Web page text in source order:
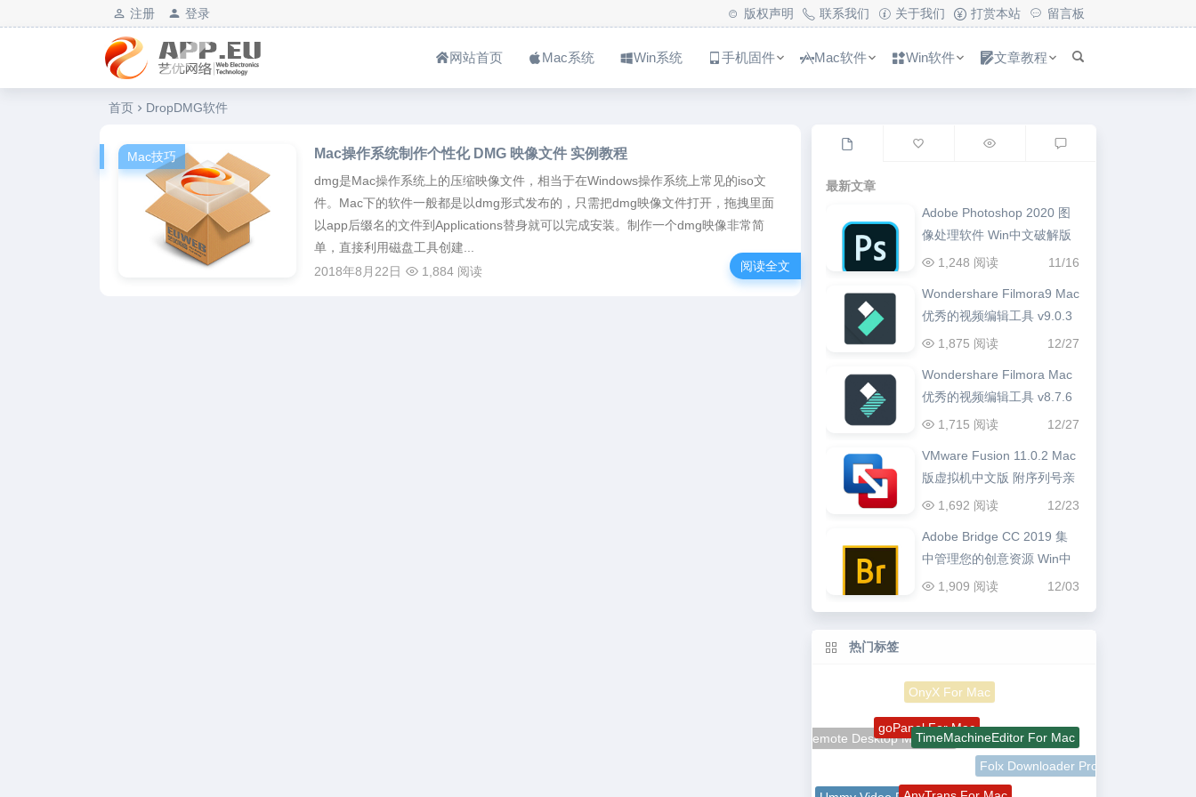
注册 登录 版权声明 联系我们 关于我们 打赏本站 留言板
艺优软件乐园
网站首页 Mac系统 Win系统 手机固件 Mac软件 Win软件 文章教程
首页 DropDMG软件
Mac技巧 Mac操作系统制作个性化 DMG 映像文件 实例教程
dmg是Mac操作系统上的压缩映像文件，相当于在Windows操作系统上常见的iso文
件。Mac下的软件一般都是以dmg形式发布的，只需把dmg映像文件打开，拖拽里面
以app后缀名的文件到Applications替身就可以完成安装。制作一个dmg映像非常简
单，直接利用磁盘工具创建...
2018年8月22日
1,884 阅读 阅读全文
最新文章
Adobe Photoshop 2020 图
像处理软件 Win中文破解版
11/16
1,248 阅读
Wondershare Filmora9 Mac
优秀的视频编辑工具 v9.0.3
12/27
1,875 阅读
Wondershare Filmora Mac
优秀的视频编辑工具 v8.7.6
12/27
1,715 阅读
VMware Fusion 11.0.2 Mac
版虚拟机中文版 附序列号亲
测可用
12/23
1,692 阅读
Adobe Bridge CC 2019 集
中管理您的创意资源 Win中
文版
12/03
1,909 阅读
热门标签
OnyX For Mac
Remote Desktop Manager
goPanel For Mac
TimeMachineEditor For Mac
Folx Downloader Pro
Ummy Video Downloader
AnyTrans For Mac